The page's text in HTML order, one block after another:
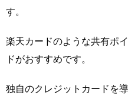
す。
楽天カードのような共有ポ
ドがおすすめです。
独自のクレジットカードを